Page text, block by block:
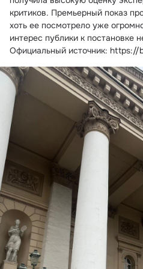
критиков. Премьерный показ
хоть ее посмотрело уже
интерес публики к постановке
Официальный источник: https://